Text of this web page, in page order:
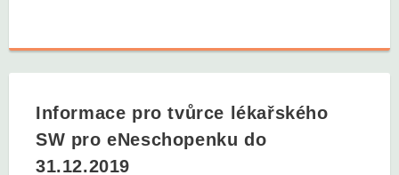
Informace pro tvůrce lékařského
SW pro eNeschopenku do
31.12.2019